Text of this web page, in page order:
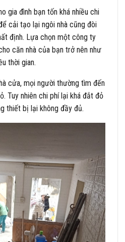
gia đình bạn tốn khá nhiều chi
cải tạo lại ngôi nhà cũng đòi
định. Lựa chọn một công ty
căn nhà của bạn trở nên như
thời gian.
cửa, mọi người thường tìm đến
Tuy nhiên chi phí lại khá đắt đỏ
thiết bị lại không đầy đủ.